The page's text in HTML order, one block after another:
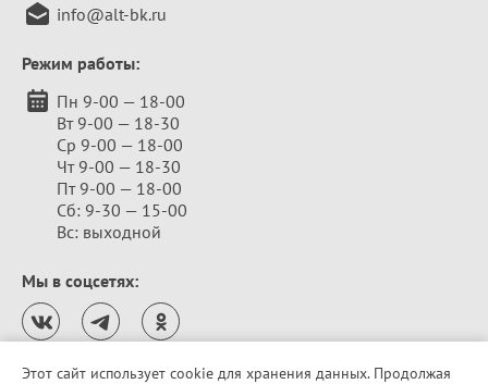
info@alt-bk.ru
Режим работы:
Пн 9-00 — 18-00
Вт 9-00 — 18-30
Ср 9-00 — 18-00
Чт 9-00 — 18-30
Пт 9-00 — 18-00
Сб: 9-30 — 15-00
Вс: выходной
Мы в соцсетях:
Этот сайт использует cookie для хранения данных. Продолжая